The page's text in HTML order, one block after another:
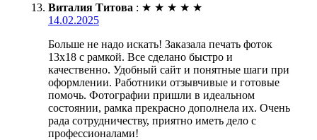
Виталия Титова : ★ ★ ★ ★ ★
14.02.2025
Больше не надо искать! Заказала печать фоток
13х18 с рамкой. Все сделано быстро и
качественно. Удобный сайт и понятные шаги при
оформлении. Работники отзывчивые и готовые
помочь. Фотографии пришли в идеальном
состоянии, рамка прекрасно дополнела их. Очень
рада сотрудничеству, приятно иметь дело с
профессионалами!